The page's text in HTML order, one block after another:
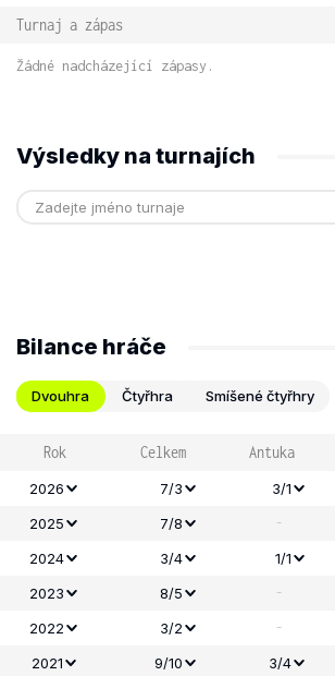
Turnaj a zápas
Žádné nadcházející zápasy.
Výsledky na turnajích
Bilance hráče
Dvouhra Čtyřhra Smíšené čtyřhry
Rok Celkem Antuka
2026 7/3 3/1
2025
7/8 -
2024
3/4 1/1
2023
8/5 -
2022
3/2 -
2021
9/10 3/4